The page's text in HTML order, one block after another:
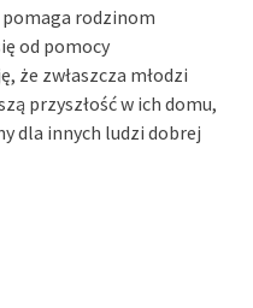
rodzinom
od pomocy
że zwłaszcza młodzi
przyszłość w ich domu,
dla innych ludzi dobrej